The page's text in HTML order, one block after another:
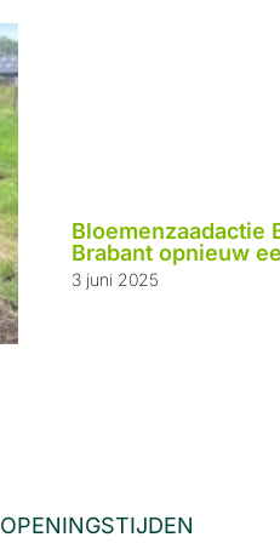
Bloemenzaadactie
Brabant opnieuw
3 juni 2025
OPENINGSTIJDEN